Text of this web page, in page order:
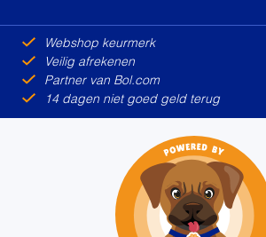
Webshop keurmerk
Veilig afrekenen
Partner van Bol.com
14 dagen niet goed geld terug